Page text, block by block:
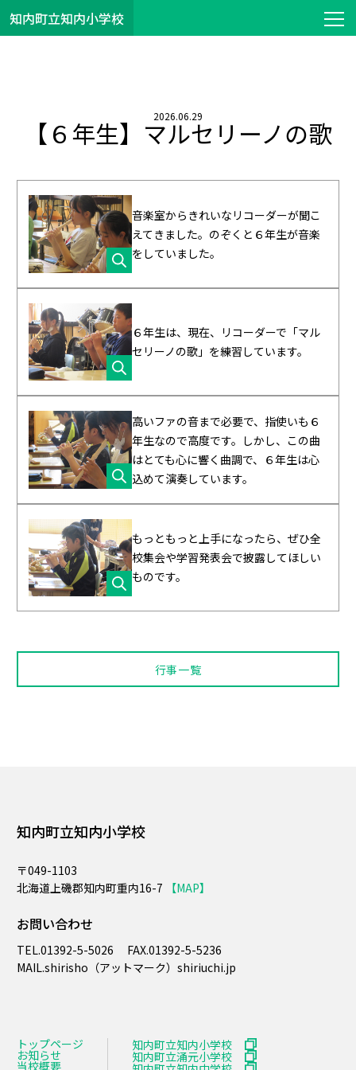
知内町立知内小学校
2026.06.29
【６年生】マルセリーノの歌
音楽室からきれいなリコーダーが聞こ
えてきました。のぞくと６年生が音楽
をしていました。
６年生は、現在、リコーダーで「マル
セリーノの歌」を練習しています。
高いファの音まで必要で、指使いも６
年生なので高度です。しかし、この曲
はとても心に響く曲調で、６年生は心
込めて演奏しています。
もっともっと上手になったら、ぜひ全
校集会や学習発表会で披露してほしい
ものです。
行事一覧
知内町立知内小学校
〒049-1103
北海道上磯郡知内町重内16-7
【MAP】
お問い合わせ
TEL.01392-5-5026 FAX.01392-5-5236
MAIL.​shirisho（アットマーク）shiriuchi.jp
トップページ
お知らせ
当校概要
知内町立知内小学校
知内町立涌元小学校